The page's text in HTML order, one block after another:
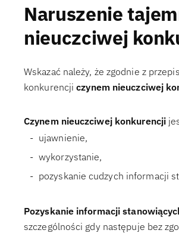
Naruszenie
nieuczciwej
Wskazać należy, że zgodnie z
konkurencjiczynem nieuczciwej
Czynem nieuczciwej konkurencji
ujawnienie,
wykorzystanie,
pozyskanie cudzych informacji
Pozyskanie informacji
szczególności gdy następuje bez